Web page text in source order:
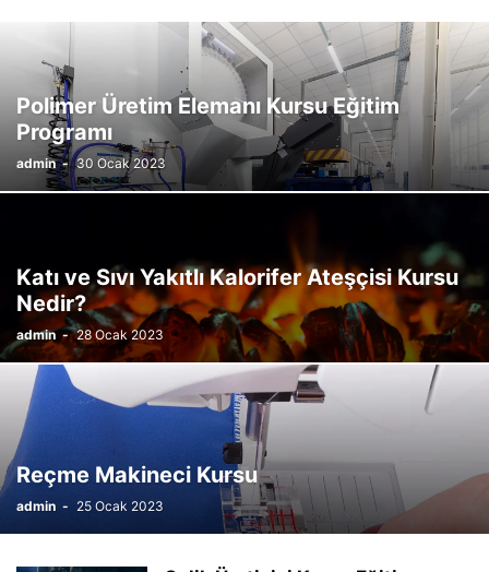
Polimer Üretim Elemanı Kursu Eğitim
Programı
admin - 30 Ocak 2023
Katı ve Sıvı Yakıtlı Kalorifer Ateşçisi Kursu
Nedir?
admin - 28 Ocak 2023
Reçme Makineci Kursu
admin - 25 Ocak 2023